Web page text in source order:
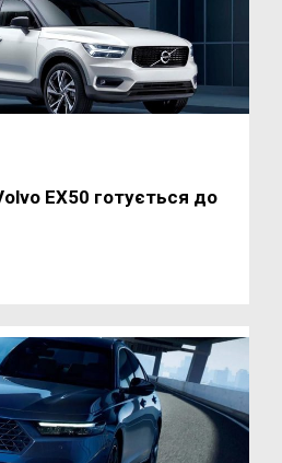
EX50 готується до